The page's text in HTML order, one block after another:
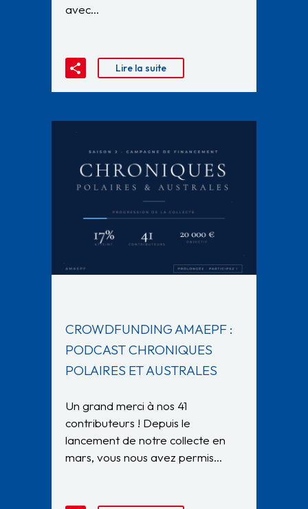
avec…
Lire la suite
CROWDFUNDING AMAEPF :
PODCAST CHRONIQUES
POLAIRES ET AUSTRALES
Un grand merci à nos 41
contributeurs ! Depuis le
lancement de notre collecte en
mars, vous nous avez permis…